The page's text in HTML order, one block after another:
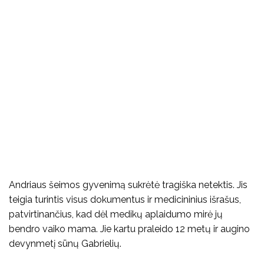
Andriaus šeimos gyvenimą sukrėtė tragiška netektis. Jis
teigia turintis visus dokumentus ir medicininius išrašus,
patvirtinančius, kad dėl medikų aplaidumo mirė jų
bendro vaiko mama. Jie kartu praleido 12 metų ir augino
devynmetį sūnų Gabrielių.